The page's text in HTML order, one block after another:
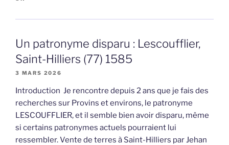
Un patronyme disparu : Lescoufflier,
Saint-Hilliers (77) 1585
3 MARS 2026
Introduction Je rencontre depuis 2 ans que je fais des
recherches sur Provins et environs, le patronyme
LESCOUFFLIER, et il semble bien avoir disparu, même
si certains patronymes actuels pourraient lui
ressembler. Vente de terres à Saint-Hilliers par Jehan